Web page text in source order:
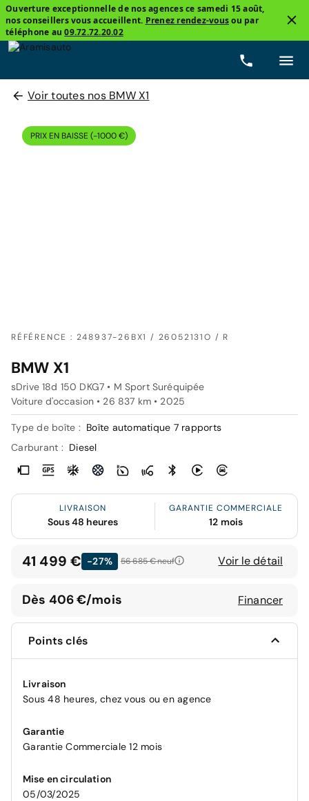
Ouverture exceptionnelle de nos agences ce samedi 15 août,
nos conseillers vous accueillent. Prenez rendez-vousou par
téléphone au09.72.72.20.02
Voir toutes nos BMW X1
PRIX EN BAISSE (-1000 €)
RÉFÉRENCE : 248937-26BX1 / 26052131O / R
BMW X1
sDrive 18d 150 DKG7 • M Sport Suréquipée
Voiture d'occasion • 26 837 km • 2025
Type de boîte : Boîte automatique 7 rapports
Carburant : Diesel
LIVRAISON
Sous 48 heures
GARANTIE COMMERCIALE
12 mois
41 499 € -27% 56 685 €neuf Voir le détail
Dès 406 €/mois Financer
Points clés
Livraison
Sous 48 heures, chez vous ou en agence
Garantie
Garantie Commerciale 12 mois
Mise en circulation
05/03/2025